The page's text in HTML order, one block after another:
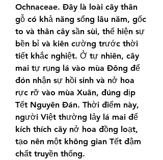
Ochnaceae. Đây là loài cây thân
gỗ có khả năng sống lâu năm, gốc
to và thân cây sần sùi, thể hiện sự
bền bỉ và kiên cường trước thời
tiết khắc nghiệt. Ở tự nhiên, cây
mai tự rụng lá vào mùa Đông để
đón nhận sự hồi sinh và nở hoa
rực rỡ vào mùa Xuân, đúng dịp
Tết Nguyên Đán. Thời điểm này,
người Việt thường lảy lá mai để
kích thích cây nở hoa đồng loạt,
tạo nên một không gian Tết đậm
chất truyền thống.